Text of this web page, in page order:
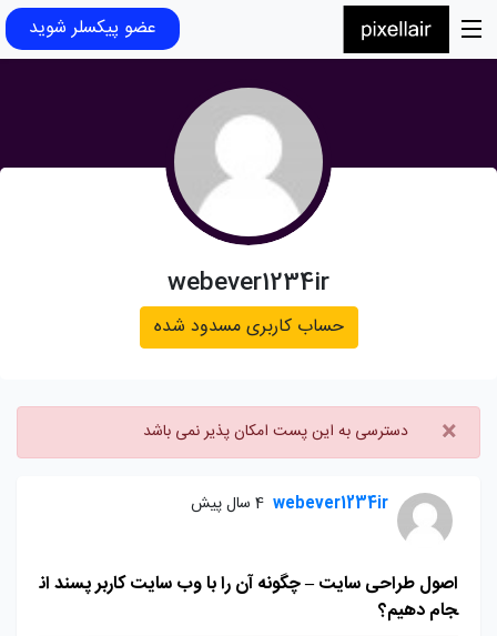
عضو پیکسلر شوید
webever1234ir
حساب کاربری مسدود شده
× دسترسی به این پست امکان پذیر نمی باشد
webever1234ir 4 سال پیش
اصول طراحی سایت – چگونه آن را با وب سایت کاربر پسند ان
جام دهیم؟